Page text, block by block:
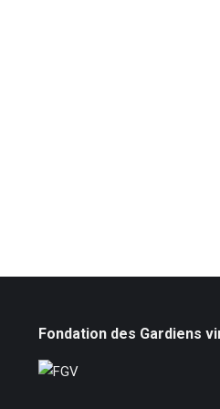
Fondation des Gardiens